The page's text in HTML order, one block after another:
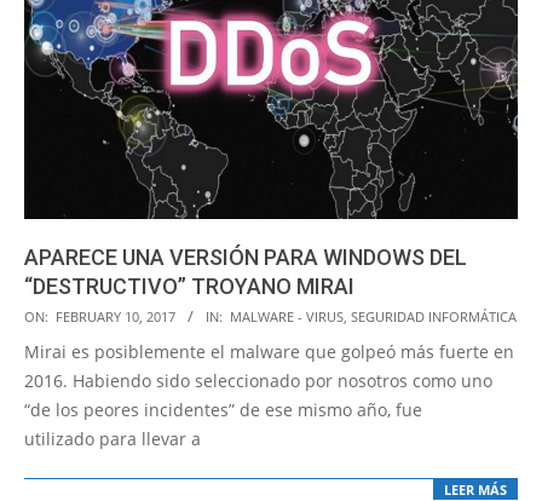
APARECE UNA VERSIÓN PARA WINDOWS DEL
“DESTRUCTIVO” TROYANO MIRAI
2017-
02-
10
ON: FEBRUARY 10, 2017 IN: MALWARE - VIRUS, SEGURIDAD INFORMÁTICA
Mirai es posiblemente el malware que golpeó más fuerte en
2016. Habiendo sido seleccionado por nosotros como uno
“de los peores incidentes” de ese mismo año, fue
utilizado para llevar a
LEER MÁS